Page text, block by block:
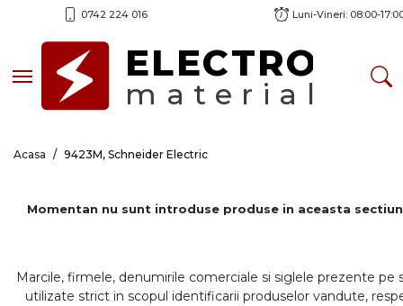
0742 224 016 Luni-Vineri: 08:00-
Toggle navigationELECTRO
material
Acasa 9423M, Schneider Electric
Momentan nu sunt introduse produse in aceasta
Marcile, firmele, denumirile comerciale si siglele prezente pe
utilizate strict in scopul identificarii produselor vandute,